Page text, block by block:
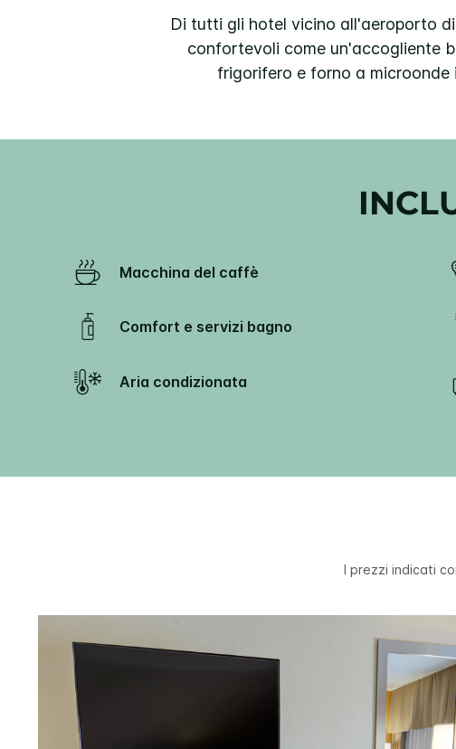
Di tutti gli hotel vicino all'aeroporto
confortevoli come un'accogliente
frigorifero e forno a
Macchina del caffè
Comfort e servizi bagno
Aria condizionata
I prezzi indicati